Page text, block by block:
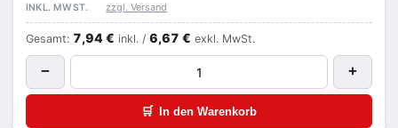
INKL. MWST. zzgl. Versand
Gesamt: 7,94 € inkl. / 6,67 € exkl. MwSt.
− +
🛒 In den Warenkorb